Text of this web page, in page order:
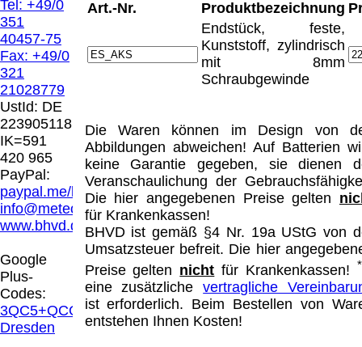
Tel: +49/0
351
40457-75
Fax: +49/0
321
21028779
UstId: DE
223905118
IK=591
420 965
PayPal:
paypal.me/blindenhilfsmittel
info@meteor.vision
www.bhvd.de
Google
Plus-
Codes:
3QC5+QCG
Dresden
Art.-Nr.
Produktbezeichnung
Endstück, feste,
Kunststoff, zylindrisch
mit 8mm
Schraubgewinde
Die Waren können im Design von
Abbildungen abweichen! Auf Batterien
keine Garantie gegeben, sie dienen
Veranschaulichung der
Die hier angegebenen Preise gelten
für Krankenkassen!
BHVD ist gemäß §4 Nr. 19a UStG von
Umsatzsteuer befreit. Die hier
Preise gelten nicht für Krankenkassen!
eine zusätzlichevertragliche
ist erforderlich. Beim Bestellen von
entstehen Ihnen Kosten!
technische Änderungen vorbehalten.
letzte Änderung: 22. Januar 2025 Blinden
Hilfsmittel Vertrieb Dresden,
Mit einem Urteil vom 12.05.1998 - 312 O
85/98 - Haftung für Links hat das Landgericht
Hamburg entschieden, dass man durch die
Anbringung eines Links, die Inhalte der
gelinkten Seite ggf. mit zu verantworten hat.
Dieses kann nur dadurch verhindert werden,
dass man sich ausdrücklich von diesen
Inhalten distanziert. Hiermit distanzieren wir
uns ausdrücklich von allen Inhalten, aller
gelinkten Seiten auf unserer Homepage und
machen uns diese Inhalte nicht zu eigen.
Diese Erklärung gilt für alle auf unserer
Homepage angebrachten Links.
Die Europäische Kommission stellt eine
Plattform zur Online-Streitbeilegung (OS)
bereit. Die Plattform finden Sie unter